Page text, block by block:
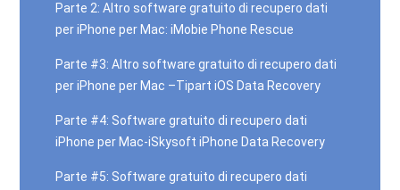
Parte 2: Altro software gratuito di recupero dati
per iPhone per Mac: iMobie Phone Rescue
Parte #3: Altro software gratuito di recupero dati
per iPhone per Mac –Tipart iOS Data Recovery
Parte #4: Software gratuito di recupero dati
iPhone per Mac-iSkysoft iPhone Data Recovery
Parte #5: Software gratuito di recupero dati